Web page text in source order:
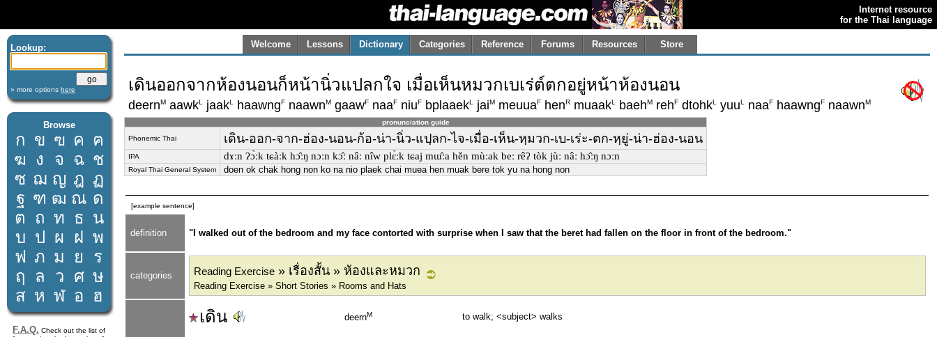
Internet resource
for the Thai language
Lookup:
» more options here
Browse
ก ข ฃ ค ฅ
ฆ ง จ ฉ ช
ซ ฌ ญ ฎ ฏ
ฐ ฑ ฒ ณ ด
ต ถ ท ธ น
บ ป ผ ฝ พ
ฟ ภ ม ย
ร
ฤ
ล ว ศ ษ
ส ห ฬ อ ฮ
F.A.Q. Check out the list of
Welcome Lessons Dictionary Categories Reference Forums Resources Store
เดินออกจากห้องนอนก็หน้านิ่วแปลกใจ เมื่อเห็นหมวกเบเร่ต์ตกอยู่หน้าห้องนอน
deernM aawkL jaakL haawngF naawnM gaawF naaF niuF bplaaekL jaiM meuuaF henR muaakL baehM rehF dtohkL yuuL naaF haawngF naawnM
pronunciation guide
Phonemic Thai เดิน-ออก-จาก-ฮ่อง-นอน-ก้อ-น่า-นิ่ว-แปฺลก-ไจ-เมื่อ-เห็น-หฺมวก-เบ-เร่ะ-ตก-หฺยู่-น่า-ฮ่อง-นอน
IPA dɤːn ʔɔ̀ːk tɕàːk hɔ̂ːŋ nɔːn kɔ̂ː nâː nîw plɛ̀ːk tɕaj mɯ̂ːa hěn mùːak beː rêʔ tòk jùː nâː hɔ̂ːŋ nɔːn
Royal Thai General System doen ok chak hong non ko na nio plaek chai muea hen muak bere tok yu na hong non
[example sentence]
definition "I walked out of the bedroom and my face contorted with surprise when I saw that the beret had fallen on the floor in front of the bedroom."
categories Reading Exercise » เรื่องสั้น » ห้องและหมวก
Reading Exercise » Short Stories » Rooms and Hats
เดิน deernM to walk; <subject> walks